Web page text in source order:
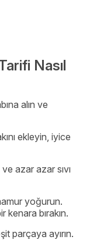
Nasıl
alın ve
ekleyin, iyice
azar azar sıvı
yoğurun.
kenara bırakın.
parçaya ayırın.